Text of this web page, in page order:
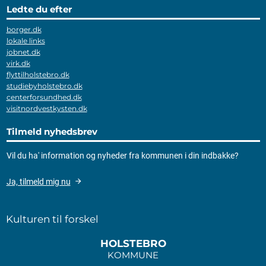
Ledte du efter
borger.dk
lokale links
jobnet.dk
virk.dk
flyttilholstebro.dk
studiebyholstebro.dk
centerforsundhed.dk
visitnordvestkysten.dk
Tilmeld nyhedsbrev
Vil du ha' information og nyheder fra kommunen i din indbakke?
Ja, tilmeld mig nu
Kulturen til forskel
HOLSTEBRO
KOMMUNE